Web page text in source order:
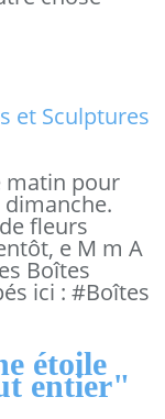
et Sculptures
matin pour
fleurs
e M m A
Boîtes
ici : #Boîtes
étoile
entier"